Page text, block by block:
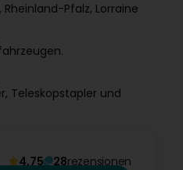
Pfalz, Lorraine
Teleskopstapler und
4,75 28rezensionen